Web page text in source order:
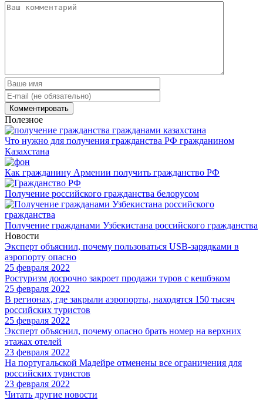
Полезное
Что нужно для получения гражданства РФ гражданином
Казахстана
Как гражданину Армении получить гражданство РФ
Получение российского гражданства белорусом
Получение гражданами Узбекистана российского гражданства
Новости
Эксперт объяснил, почему пользоваться USB-зарядками в
аэропорту опасно
25 февраля 2022
Ростуризм досрочно закроет продажи туров с кешбэком
25 февраля 2022
В регионах, где закрыли аэропорты, находятся 150 тысяч
российских туристов
25 февраля 2022
Эксперт объяснил, почему опасно брать номер на верхних
этажах отелей
23 февраля 2022
На португальской Мадейре отменены все ограничения для
российских туристов
23 февраля 2022
Читать другие новости